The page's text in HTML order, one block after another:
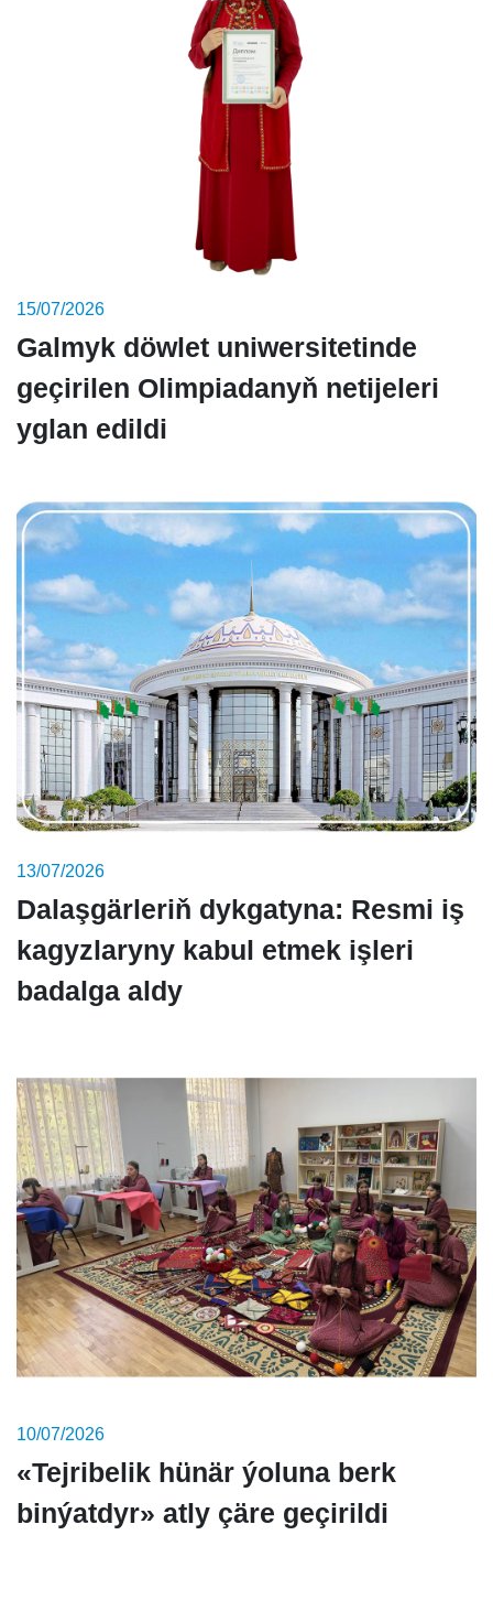
15/07/2026
Galmyk döwlet uniwersitetinde
geçirilen Olimpiadanyň netijeleri
yglan edildi
13/07/2026
Dalaşgärleriň dykgatyna: Resmi iş
kagyzlaryny kabul etmek işleri
badalga aldy
10/07/2026
«Tejribelik hünär ýoluna berk
binýatdyr» atly çäre geçirildi